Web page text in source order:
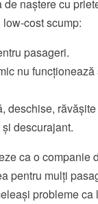
naștere cu
cost scump:
pasageri.
nu
deschise,
descurajant.
ca o companie
pentru mulți
probleme